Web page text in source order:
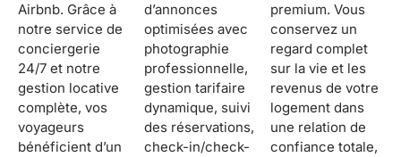
Airbnb. Grâce à
notre service de
conciergerie
24/7 et notre
gestion locative
complète, vos
voyageurs
bénéficient d’un
d’annonces
optimisées avec
photographie
professionnelle,
gestion tarifaire
dynamique, suivi
des réservations,
check-in/check-
premium. Vous
conservez un
regard complet
sur la vie et les
revenus de votre
logement dans
une relation de
confiance totale,